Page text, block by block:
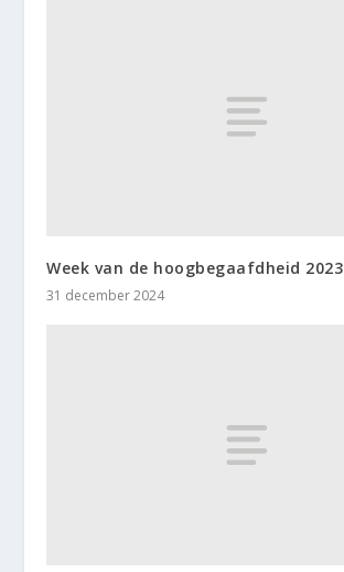
Week van de hoogbegaafdheid 2023
31 december 2024